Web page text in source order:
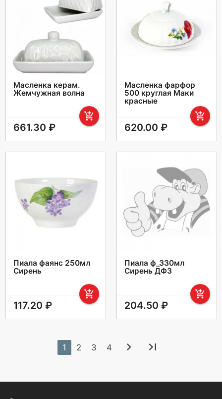
Масленка керам.
Жемчужная волна
add_shopping_cart
661.30 ₽
Масленка фарфор
500 круглая Маки
красные
add_shopping_cart
620.00 ₽
Пиала фаянс 250мл
Сирень
add_shopping_cart
117.20 ₽
Пиала ф_330мл
Сирень ДФЗ
add_shopping_cart
204.50 ₽
1 2 3 4 chevron_right last_page